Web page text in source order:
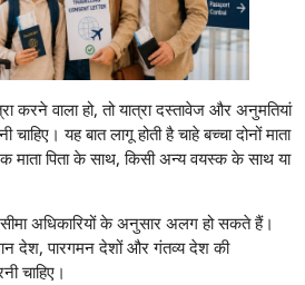
करने वाला हो, तो यात्रा दस्तावेज और अनुमतियां
यह बात लागू होती है चाहे बच्चा दोनों माता
माता पिता के साथ, किसी अन्य वयस्क के साथ या
अधिकारियों के अनुसार अलग हो सकते हैं।
देश, पारगमन देशों और गंतव्य देश की
चाहिए।